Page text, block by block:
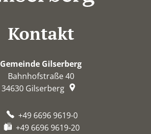
Kontakt
Gemeinde Gilserberg
Bahnhofstraße 40
34630 Gilserberg
+49 6696 9619-0
+49 6696 9619-20